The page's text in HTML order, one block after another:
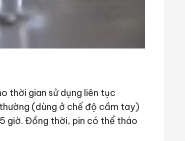
thời gian sử dụng liên tục
(dùng ở chế độ cầm tay)
giờ. Đồng thời, pin có thể tháo